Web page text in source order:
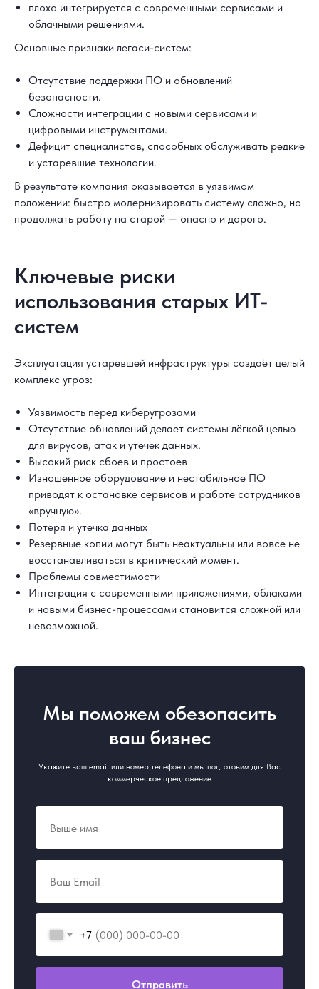
плохо интегрируется с современными сервисами и
облачными решениями.
Основные признаки легаси-систем:
Отсутствие поддержки ПО и обновлений
безопасности.
Сложности интеграции с новыми сервисами и
цифровыми инструментами.
Дефицит специалистов, способных обслуживать редкие
и устаревшие технологии.
В результате компания оказывается в уязвимом
положении: быстро модернизировать систему сложно, но
продолжать работу на старой — опасно и дорого.
Ключевые риски
использования старых ИТ-
систем
Эксплуатация устаревшей инфраструктуры создаёт целый
комплекс угроз:
Уязвимость перед киберугрозами
Отсутствие обновлений делает системы лёгкой целью
для вирусов, атак и утечек данных.
Высокий риск сбоев и простоев
Изношенное оборудование и нестабильное ПО
приводят к остановке сервисов и работе сотрудников
«вручную».
Потеря и утечка данных
Резервные копии могут быть неактуальны или вовсе не
восстанавливаться в критический момент.
Проблемы совместимости
Интеграция с современными приложениями, облаками
и новыми бизнес-процессами становится сложной или
невозможной.
Мы поможем обезопасить
ваш бизнес
Укажите ваш email или номер телефона и мы подготовим для Вас
коммерческое предложение
+7
Отправить